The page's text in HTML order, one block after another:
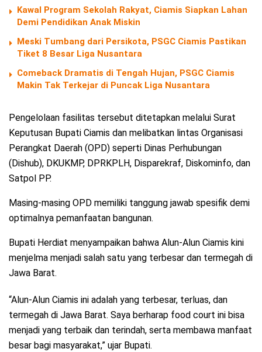
Kawal Program Sekolah Rakyat, Ciamis Siapkan Lahan
Demi Pendidikan Anak Miskin
Meski Tumbang dari Persikota, PSGC Ciamis Pastikan
Tiket 8 Besar Liga Nusantara
Comeback Dramatis di Tengah Hujan, PSGC Ciamis
Makin Tak Terkejar di Puncak Liga Nusantara
Pengelolaan fasilitas tersebut ditetapkan melalui Surat
Keputusan Bupati Ciamis dan melibatkan lintas Organisasi
Perangkat Daerah (OPD) seperti Dinas Perhubungan
(Dishub), DKUKMP, DPRKPLH, Disparekraf, Diskominfo, dan
Satpol PP.
Masing-masing OPD memiliki tanggung jawab spesifik demi
optimalnya pemanfaatan bangunan.
Bupati Herdiat menyampaikan bahwa Alun-Alun Ciamis kini
menjelma menjadi salah satu yang terbesar dan termegah di
Jawa Barat.
“Alun-Alun Ciamis ini adalah yang terbesar, terluas, dan
termegah di Jawa Barat. Saya berharap food court ini bisa
menjadi yang terbaik dan terindah, serta membawa manfaat
besar bagi masyarakat,” ujar Bupati.